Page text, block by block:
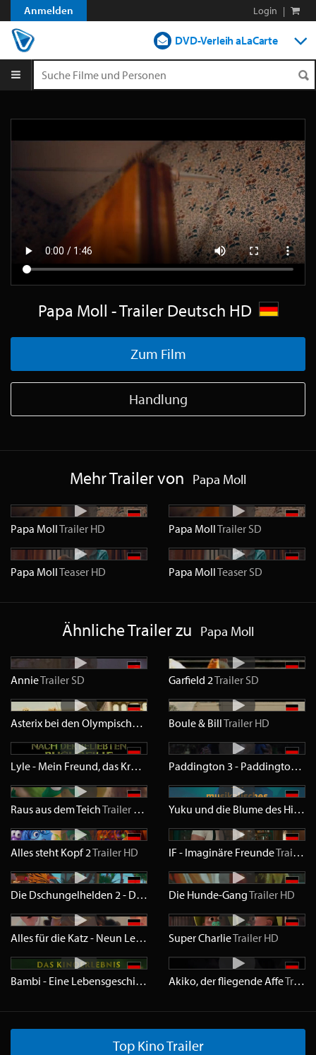
Anmelden Login |
DVD-Verleih aLaCarte
Blog
Papa Moll - Trailer Deutsch HD
Zum Film
Handlung
Mehr Trailer von Papa Moll
Papa MollTrailer HD Papa MollTrailer SD
Papa MollTeaser HD Papa MollTeaser SD
Ähnliche Trailer zu Papa Moll
AnnieTrailer SD Garfield 2Trailer SD
Asterix bei den Olympischen Spielen Trailer SD
Boule & BillTrailer HD
Lyle - Mein Freund, das Krokodil Trailer HD Paddington 3 - Paddington in Peru
Raus aus dem TeichTrailer HD Yuku und die Blume des Himalaya
Alles steht Kopf 2Trailer HD IF - Imaginäre FreundeTrailer
Die Dschungelhelden 2 - Die Dschungelhelden auf Weltreise Die Hunde-GangTrailer HD
Alles für die Katz - Neun Leben sind nicht genug TrailerHD
Super CharlieTrailer HD
Bambi - Eine Lebensgeschichte aus dem Walde TrailerHD
Akiko, der fliegende AffeTrailer
Top Kino Trailer